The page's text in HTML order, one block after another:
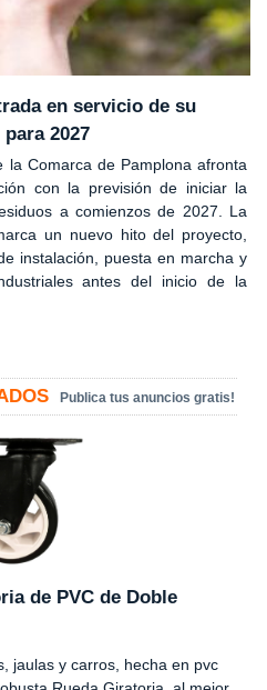
en servicio de su
2027
la Comarca de Pamplona afronta
con la previsión de iniciar la
a comienzos de 2027. La
un nuevo hito del proyecto,
instalación, puesta en marcha y
antes del inicio de la
Publica tus anuncios gratis!
de PVC de Doble
jaulas y carros, hecha en pvc